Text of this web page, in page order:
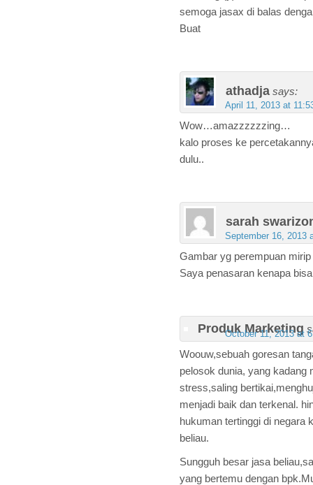
semoga jasax di balas
Buat
athadja says:
April 11, 2013 at
Wow…amazzzzzzing…
kalo proses ke
dulu..
sarah
September 16, 2013
Gambar yg perempuan
Saya penasaran kenapa
Produk Marketing
October 11, 2013 at
Woouw,sebuah goresan
pelosok dunia, yang kadang
stress,saling
menjadi baik dan terkenal.
hukuman tertinggi di negara
beliau.
Sungguh besar jasa
yang bertemu dengan